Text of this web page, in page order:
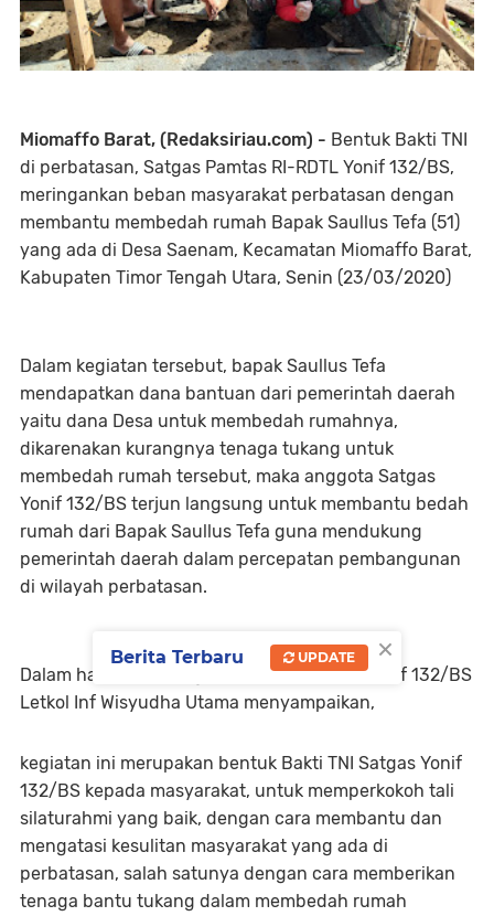
Miomaffo Barat, (Redaksiriau.com) - Bentuk Bakti TNI
di perbatasan, Satgas Pamtas RI-RDTL Yonif 132/BS,
meringankan beban masyarakat perbatasan dengan
membantu membedah rumah Bapak Saullus Tefa (51)
yang ada di Desa Saenam, Kecamatan Miomaffo Barat,
Kabupaten Timor Tengah Utara, Senin (23/03/2020)
Dalam kegiatan tersebut, bapak Saullus Tefa
mendapatkan dana bantuan dari pemerintah daerah
yaitu dana Desa untuk membedah rumahnya,
dikarenakan kurangnya tenaga tukang untuk
membedah rumah tersebut, maka anggota Satgas
Yonif 132/BS terjun langsung untuk membantu bedah
rumah dari Bapak Saullus Tefa guna mendukung
pemerintah daerah dalam percepatan pembangunan
di wilayah perbatasan.
Dalam hal ini, Dansatgas Pamtas RI-RDTL Yonif 132/BS
Letkol Inf Wisyudha Utama menyampaikan,
kegiatan ini merupakan bentuk Bakti TNI Satgas Yonif
132/BS kepada masyarakat, untuk memperkokoh tali
silaturahmi yang baik, dengan cara membantu dan
mengatasi kesulitan masyarakat yang ada di
perbatasan, salah satunya dengan cara memberikan
tenaga bantu tukang dalam membedah rumah
×
Berita Terbaru UPDATE